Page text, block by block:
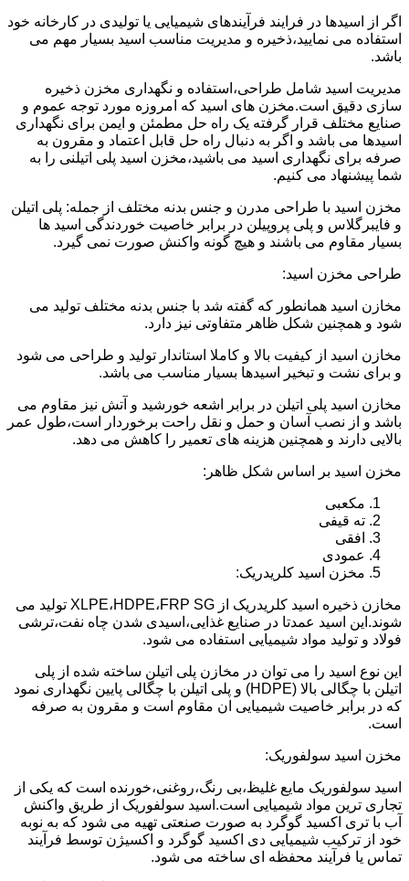
اگر از اسیدها در فرایند فرآیندهای شیمیایی یا تولیدی در کارخانه خود
استفاده می نمایید،ذخیره و مدیریت مناسب اسید بسیار مهم می
باشد.
مدیریت اسید شامل طراحی،استفاده و نگهداری مخزن ذخیره
سازی دقیق است.مخزن های اسید که امروزه مورد توجه عموم و
صنایع مختلف قرار گرفته یک راه حل مطمئن و ایمن برای نگهداری
اسیدها می باشد و اگر به دنبال راه حل قابل اعتماد و مقرون به
صرفه برای نگهداری اسید می باشید،مخزن اسید پلی اتیلنی را به
شما پیشنهاد می کنیم.
مخزن اسید با طراحی مدرن و جنس بدنه مختلف از جمله: پلی اتیلن
و فایبرگلاس و پلی پروپیلن در برابر خاصیت خوردندگی اسید ها
بسیار مقاوم می باشند و هیچ گونه واکنش صورت نمی گیرد.
طراحی مخزن اسید:
مخازن اسید همانطور که گفته شد با جنس بدنه مختلف تولید می
شود و همچنین شکل ظاهر متفاوتی نیز دارد.
مخازن اسید از کیفیت بالا و کاملا استاندار تولید و طراحی می شود
و برای نشت و تبخیر اسیدها بسیار مناسب می باشد.
مخازن اسید پلی اتیلن در برابر اشعه خورشید و آتش نیز مقاوم می
باشد و از نصب آسان و حمل و نقل راحت برخوردار است،طول عمر
بالایی دارند و همچنین هزینه های تعمیر را کاهش می دهد.
مخزن اسید بر اساس شکل ظاهر:
مکعبی
ته قیفی
افقی
عمودی
مخزن اسید کلریدریک:
مخازن ذخیره اسید کلریدریک از XLPE،HDPE،FRP SG تولید می
شوند.این اسید عمدتا در صنایع غذایی،اسیدی شدن چاه نفت،ترشی
فولاد و تولید مواد شیمیایی استفاده می شود.
این نوع اسید را می توان در مخازن پلی اتیلن ساخته شده از پلی
اتیلن با چگالی بالا (HDPE) و پلی اتیلن با چگالی پایین نگهداری نمود
که در برابر خاصیت شیمیایی ان مقاوم است و مقرون به صرفه
است.
مخزن اسید سولفوریک:
اسید سولفوریک مایع غلیظ،بی رنگ،روغنی،خورنده است که یکی از
تجاری ترین مواد شیمیایی است.اسید سولفوریک از طریق واکنش
آب با تری اکسید گوگرد به صورت صنعتی تهیه می شود که به نوبه
خود از ترکیب شیمیایی دی اکسید گوگرد و اکسیژن توسط فرآیند
تماس یا فرآیند محفظه ای ساخته می شود.